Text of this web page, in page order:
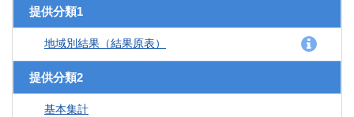
提供分類1
地域別結果（結果原表）
提供分類2
基本集計